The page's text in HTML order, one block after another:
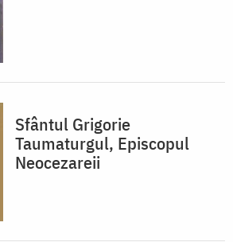
Sfântul Grigorie
Taumaturgul, Episcopul
Neocezareii